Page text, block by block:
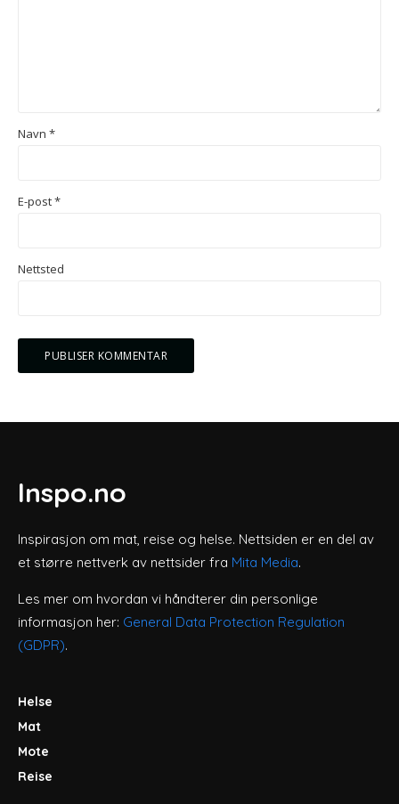
Navn *
E-post*
Nettsted
Inspo.no
Inspirasjon om mat, reise og helse. Nettsiden er en del av
et større nettverk av nettsider fra Mita Media.
Les mer om hvordan vi håndterer din personlige
informasjon her: General Data Protection Regulation
(GDPR).
Helse
Mat
Mote
Reise